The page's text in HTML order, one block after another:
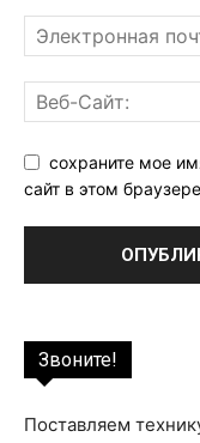
сохраните мое
сайт в этом
Звоните!
Поставляем